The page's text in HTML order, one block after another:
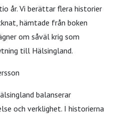
år. Vi berättar flera historier
hämtade från boken
om såväl krig som
till Hälsingland.
balanserar
och verklighet. I historierna